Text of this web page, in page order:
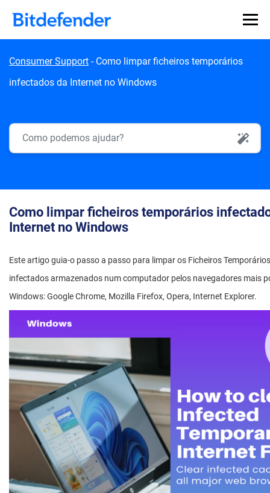
Consumer Support - Como limpar ficheiros temporários
infectados da Internet no Windows
Como limpar ficheiros temporários
Internet no Windows
Este artigo guia-o passo a passo para limpar os Ficheiros
infectados armazenados num computador pelos navegadores mais
Windows: Google Chrome, Mozilla Firefox, Opera, Internet Explorer.